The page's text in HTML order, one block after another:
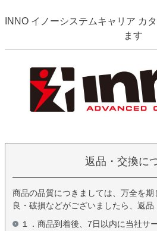
INNO イノーシステムキャリア カ
ます
返品・交換に
商品の品質につきましては、万全を
良・破損などがございましたら、返品
１．商品到着後、7日以内に当社サ